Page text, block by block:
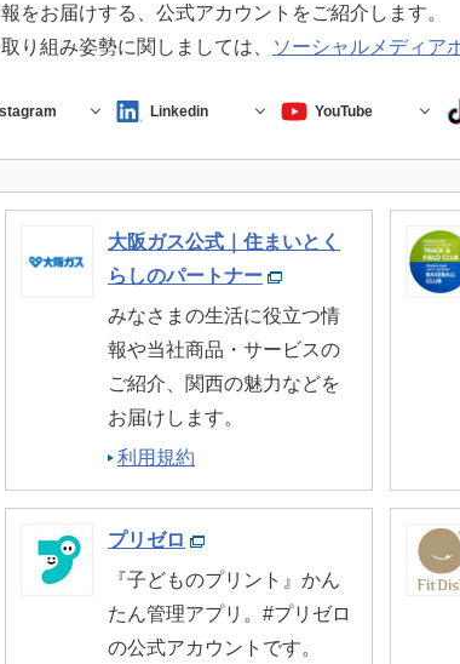
電気
修理のお申込み
よくあるご質問 お近くの
住宅関連企業さま向け営業支援サイト
（ガスサポくん）
電気
導入事例
IR情報
カーボンニュートラルへの挑戦 サステ
プレス
『e-メタン』プロモーションサイト
をお届けする、公式アカウントをご紹介します。
り組み姿勢に関しましては、
ソーシャルメディア
Linkedin YouTube
大阪ガス公式｜住まいとく
らしのパートナー
みなさまの生活に役立つ情
報や当社商品・サービスの
ご紹介、関西の魅力などを
お届けします。
利用規約
プリゼロ
『子どものプリント』かん
たん管理アプリ。#プリゼロ
の公式アカウントです。